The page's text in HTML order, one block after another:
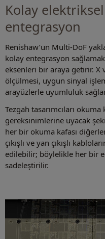
Kolay
entegrasyon
Renishaw’un Multi-DoF
kolay entegrasyon sağlamak
eksenleri bir araya getirir. X
ölçülmesi, uygun sinyal
arayüzlerle uyumluluk
Tezgah tasarımcıları
gereksinimlerine uyacak
her bir okuma kafası
çıkışlı ve yan çıkışlı
edilebilir; böylelikle her bir
sadeleştirilir.